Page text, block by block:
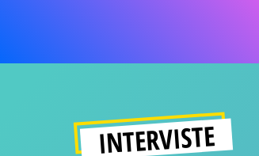
INTERVISTE